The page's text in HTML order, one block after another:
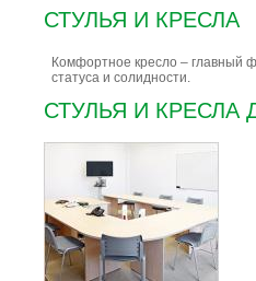
СТУЛЬЯ И КРЕСЛА
Комфортное кресло – главный
статуса и солидности.
СТУЛЬЯ И